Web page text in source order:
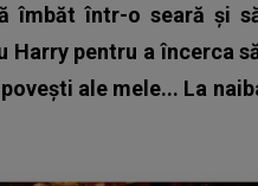
îmbăt într-o seară şi
Harry pentru a încerca
ale mele... La